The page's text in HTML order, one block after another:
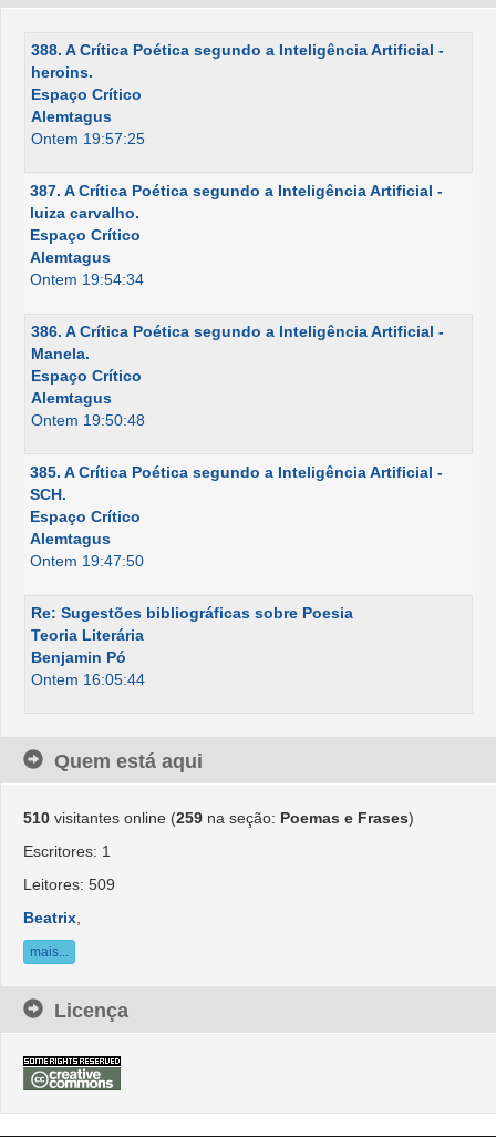
388. A Crítica Poética segundo a Inteligência Artificial -
heroins.
Espaço Crítico
Alemtagus
Ontem 19:57:25
387. A Crítica Poética segundo a Inteligência Artificial -
luiza carvalho.
Espaço Crítico
Alemtagus
Ontem 19:54:34
386. A Crítica Poética segundo a Inteligência Artificial -
Manela.
Espaço Crítico
Alemtagus
Ontem 19:50:48
385. A Crítica Poética segundo a Inteligência Artificial -
SCH.
Espaço Crítico
Alemtagus
Ontem 19:47:50
Re: Sugestões bibliográficas sobre Poesia
Teoria Literária
Benjamin Pó
Ontem 16:05:44
Quem está aqui
510 visitantes online (259 na seção: Poemas e Frases)
Escritores: 1
Leitores: 509
Beatrix
mais...
Licença